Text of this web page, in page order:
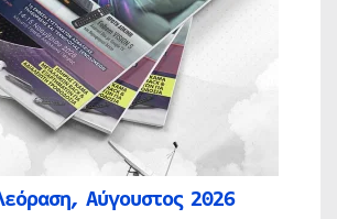
Αύγουστος 2026